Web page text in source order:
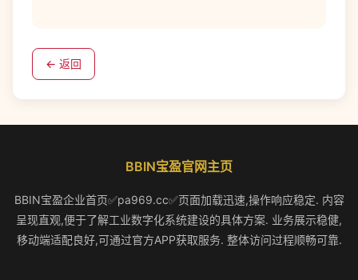
← 返回
BBIN宝盈官网主页
BBIN宝盈企业首页✅pa969.cc✅页面加载迅速,操作响应稳定. 内容
呈现直观,便于了解工业数字化系统建设的具体方案. 业务展示稳健,
移动端适配良好,可通过官方APP获取服务. 整体访问过程顺畅可靠.